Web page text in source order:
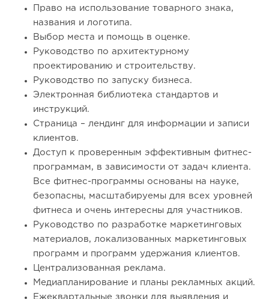
Право на использование товарного знака,
названия и логотипа.
Выбор места и помощь в оценке.
Руководство по архитектурному
проектированию и строительству.
Руководство по запуску бизнеса.
Электронная библиотека стандартов и
инструкций.
Страница – лендинг для информации и записи
клиентов.
Доступ к проверенным эффективным фитнес-
программам, в зависимости от задач клиента.
Все фитнес-программы основаны на науке,
безопасны, масштабируемы для всех уровней
фитнеса и очень интересны для участников.
Руководство по разработке маркетинговых
материалов, локализованных маркетинговых
программ и программ удержания клиентов.
Централизованная реклама.
Медиапланирование и планы рекламных акций.
Ежеквартальные звонки для выявления и